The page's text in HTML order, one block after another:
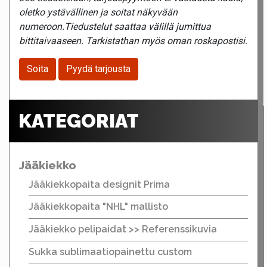
oletko ystävällinen ja soitat näkyvään
numeroon.Tiedustelut saattaa välillä jumittua
bittitaivaaseen. Tarkistathan myös oman roskapostisi.
Soita Pyydä tarjousta
KATEGORIAT
Jääkiekko
Jääkiekkopaita designit Prima
Jääkiekkopaita "NHL" mallisto
Jääkiekko pelipaidat >> Referenssikuvia
Sukka sublimaatiopainettu custom